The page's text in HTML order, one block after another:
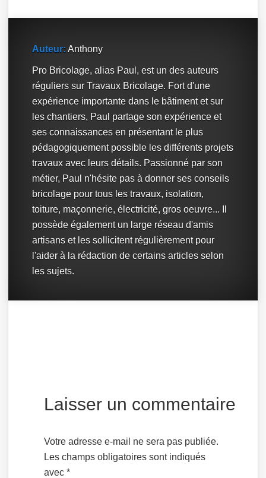
Auteur: Anthony
Pro Bricolage, alias Paul, est un des auteurs
réguliers sur Travaux Bricolage. Fort d'une
expérience importante dans le bâtiment et sur
les chantiers, Paul partage son expérience et
ses connaissances en présentant le plus
pédagogiquement possible les différents projets
travaux avec leurs détails. Passionné par son
métier, Paul n'hésite pas à donner ses conseils
bricolage pour tous les travaux, isolation,
toiture, maçonnerie, électricité, gros oeuvre... Il
possède également un large réseau d'amis
artisans et les sollicitent régulièrement pour
l'aider à la rédaction de certains articles selon
les sujets.
Laisser un commentaire
Votre adresse e-mail ne sera pas publiée.
Les champs obligatoires sont indiqués
avec*